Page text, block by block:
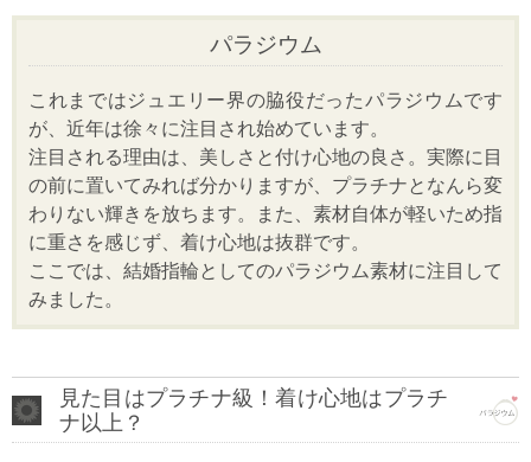
パラジウム
これまではジュエリー界の脇役だったパラジウムです
が、近年は徐々に注目され始めています。
注目される理由は、美しさと付け心地の良さ。実際に目
の前に置いてみれば分かりますが、プラチナとなんら変
わりない輝きを放ちます。また、素材自体が軽いため指
に重さを感じず、着け心地は抜群です。
ここでは、結婚指輪としてのパラジウム素材に注目して
みました。
見た目はプラチナ級！着け心地はプラチ
ナ以上？